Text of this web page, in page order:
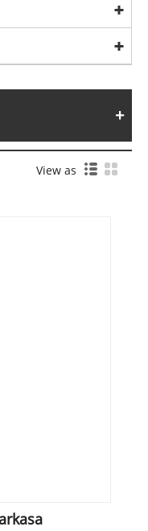
View as